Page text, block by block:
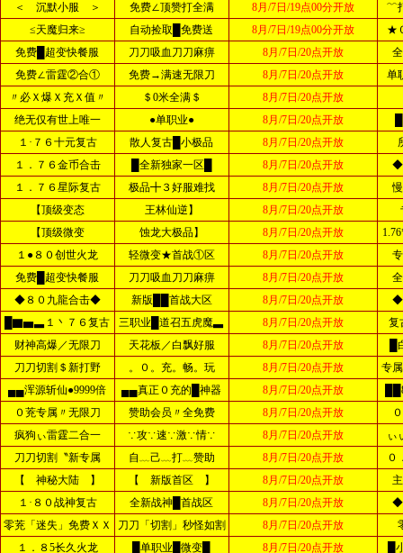
＜ 沉默小服 ＞
免费∠顶赞打全满 8月/7日/19点00分开放
﹌
≤天魔归来≥
自动捡取█免费送 8月/7日/19点00分开放
★
免费█超变快餐服
刀刀吸血刀刀麻痹 8月/7日/20点开放
免费∠雷霆②合①
免费→满速无限刀 8月/7日/20点开放
单
〃必Ｘ爆Ｘ充Ｘ值〃
＄0米全满＄
8月/7日/20点开放
绝无仅有世上唯一
●单职业● 8月/7日/20点开放
１·７６十元复古
散人复古█小极品 8月/7日/20点开放
１．７６金币合击
█全新独家一区█ 8月/7日/20点开放
◆
１．７６星际复古
极品╋３好服难找 8月/7日/20点开放
【顶级变态
王林仙逆】 8月/7日/20点开放
【顶级微变
蚀龙大极品】 8月/7日/20点开放
１●８０创世火龙
轻微变★首战①区 8月/7日/20点开放
免费█超变快餐服
刀刀吸血刀刀麻痹 8月/7日/20点开放
◆８０九龍合击◆
新版██首战大区 8月/7日/20点开放
◆
█▇▅▃１丶７６复古
三职业█道召五虎魔▃ 8月/7日/20点开放
复
财神高爆／无限刀
天花板／白飘好服 8月/7日/20点开放
刀刀切割＄新打野
。０。充。畅。玩 8月/7日/20点开放
专
▄▄浑源斩仙●9999倍
▄▄真正０充的█神器 8月/7日/20点开放
０茺专属〃无限刀
赞助会员〃全免费 8月/7日/20点开放
疯狗ぃ雷霆二合一
∵攻∵速∵激∵情∵ 8月/7日/20点开放
ぃ
刀刀切割〝新专属
自﹏己﹏打﹏赞助 8月/7日/20点开放
０
【 神秘大陆 】
【 新版首区 】 8月/7日/20点开放
１·８０战神复古
全新战神█首战区 8月/7日/20点开放
◆
零茺「迷失」免费ＸＸ
刀刀「切割」秒怪如割 8月/7日/20点开放
１．８5长久火龙
█单职业█微变█ 8月/7日/20点开放 █